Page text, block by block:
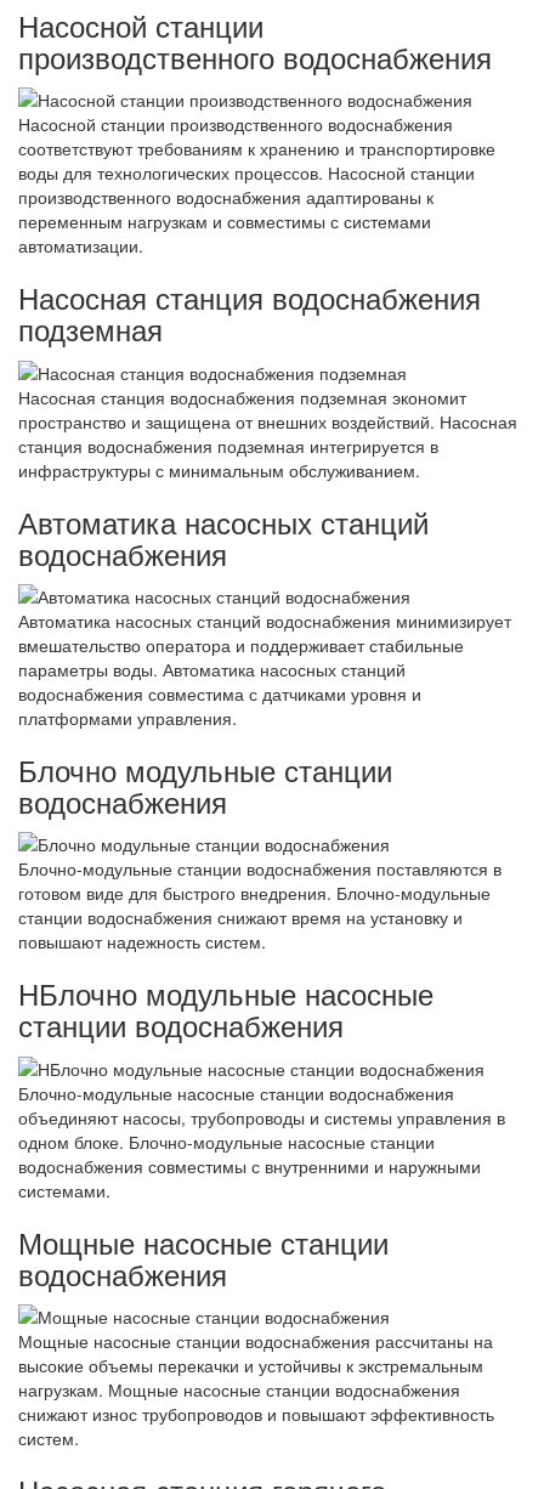
Насосной станции
производственного водоснабжения
Насосной станции производственного водоснабжения
соответствуют требованиям к хранению и транспортировке
воды для технологических процессов. Насосной станции
производственного водоснабжения адаптированы к
переменным нагрузкам и совместимы с системами
автоматизации.
Насосная станция водоснабжения
подземная
Насосная станция водоснабжения подземная экономит
пространство и защищена от внешних воздействий. Насосная
станция водоснабжения подземная интегрируется в
инфраструктуры с минимальным обслуживанием.
Автоматика насосных станций
водоснабжения
Автоматика насосных станций водоснабжения минимизирует
вмешательство оператора и поддерживает стабильные
параметры воды. Автоматика насосных станций
водоснабжения совместима с датчиками уровня и
платформами управления.
Блочно модульные станции
водоснабжения
Блочно-модульные станции водоснабжения поставляются в
готовом виде для быстрого внедрения. Блочно-модульные
станции водоснабжения снижают время на установку и
повышают надежность систем.
НБлочно модульные насосные
станции водоснабжения
Блочно-модульные насосные станции водоснабжения
объединяют насосы, трубопроводы и системы управления в
одном блоке. Блочно-модульные насосные станции
водоснабжения совместимы с внутренними и наружными
системами.
Мощные насосные станции
водоснабжения
Мощные насосные станции водоснабжения рассчитаны на
высокие объемы перекачки и устойчивы к экстремальным
нагрузкам. Мощные насосные станции водоснабжения
снижают износ трубопроводов и повышают эффективность
систем.